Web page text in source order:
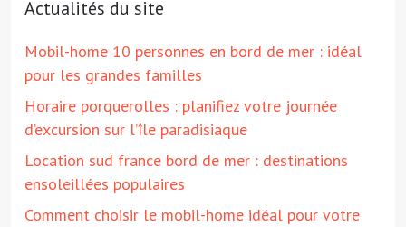
Actualités du site
Mobil-home 10 personnes en bord de mer : idéal
pour les grandes familles
Horaire porquerolles : planifiez votre journée
d’excursion sur l’île paradisiaque
Location sud france bord de mer : destinations
ensoleillées populaires
Comment choisir le mobil-home idéal pour votre